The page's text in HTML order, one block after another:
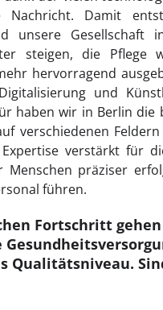
Damit
unsere
steigen, die Pflege
hervorragend
und
haben wir in Berlin
verschiedenen
verstärkt für
Menschen präziser
führen.
Fortschritt
Qualitätsniveau.